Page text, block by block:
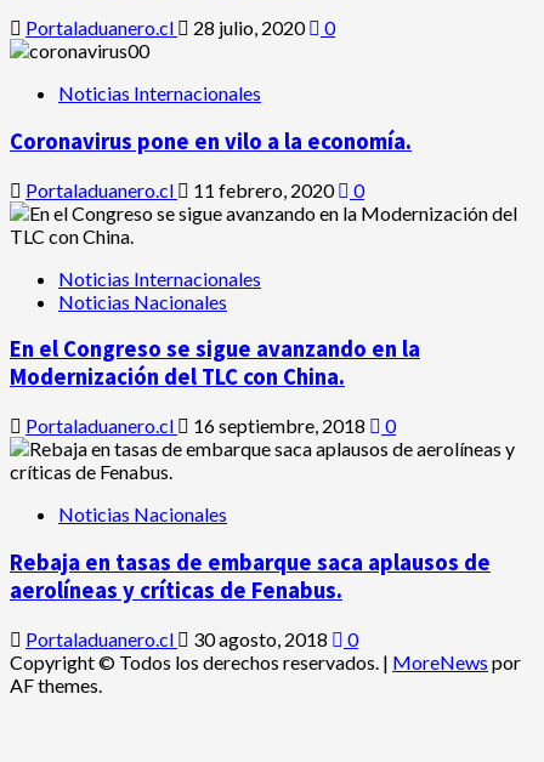
Portaladuanero.cl 28 julio, 2020 0
Noticias Internacionales
Coronavirus pone en vilo a la economía.
Portaladuanero.cl 11 febrero, 2020 0
Noticias Internacionales
Noticias Nacionales
En el Congreso se sigue avanzando en la
Modernización del TLC con China.
Portaladuanero.cl 16 septiembre, 2018 0
Noticias Nacionales
Rebaja en tasas de embarque saca aplausos de
aerolíneas y críticas de Fenabus.
Portaladuanero.cl 30 agosto, 2018
0
Copyright © Todos los derechos reservados. | MoreNews por
AF themes.